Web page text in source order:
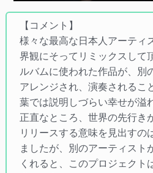
【コメント】
様々な最高な日本人アーティ
界観にそってリミックスして
ルバムに使われた作品が、別
アレンジされ、演奏されるこ
葉では説明しづらい幸せが溢
正直なところ、世界の先行き
リリースする意味を見出すの
ましたが、別のアーティスト
くれると、このプロジェクト